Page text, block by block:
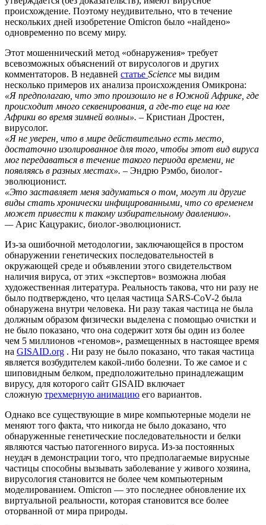
происхождение. Поэтому неудивительно, что в течение
нескольких дней изобретение Omicron было «найдено»
одновременно по всему миру.
Этот мошеннический метод «обнаружения» требует
всевозможных объяснений от вирусологов и других
комментаторов. В недавней статье Science мы видим
несколько примеров их анализа происхождения Омикрона:
«Я предполагаю, что это произошло не в Южной Африке, где
происходит много секвенирования, а где-то еще на юге
Африки во время зимней волны». – Кристиан Дростен,
вирусолог.
«Я не уверен, что в мире действительно есть место,
достаточно изолированное для того, чтобы этот вид вируса
мог передаваться в течение такого периода времени, не
появляясь в разных местах». – Эндрю Рэмбо, биолог-
эволюционист.
«Это заставляет меня задуматься о том, могут ли другие
виды стать хронически инфицированными, что со временем
может привести к такому избирательному давлению».
—Арис Кацуракис, биолог-эволюционист.
Из-за ошибочной методологии, заключающейся в простом
обнаружении генетических последовательностей в
окружающей среде и объявлении этого свидетельством
наличия вируса, от этих «экспертов» возможна любая
художественная литература. Реальность такова, что ни разу не
было подтверждено, что целая частица SARS-CoV-2 была
обнаружена внутри человека. Ни разу такая частица не была
должным образом физически выделена с помощью очистки и
не было показано, что она содержит хотя бы один из более
чем 5 миллионов «геномов», размещенных в настоящее время
на GISAID.org . Ни разу не было показано, что такая частица
является возбудителем какой-либо болезни. То же самое и с
шиповидным белком, предположительно принадлежащим
вирусу, для которого сайт GISAID включает
сложную трехмерную анимацию его вариантов.
Однако все существующие в мире компьютерные модели не
меняют того факта, что никогда не было доказано, что
обнаруженные генетические последовательности и белки
являются частью патогенного вируса. Из-за постоянных
неудач в демонстрации того, что предполагаемые вирусные
частицы способны вызывать заболевание у живого хозяина,
вирусология становится не более чем компьютерным
моделированием. Omicron — это последнее обновление их
виртуальной реальности, которая становится все более
оторванной от мира природы.